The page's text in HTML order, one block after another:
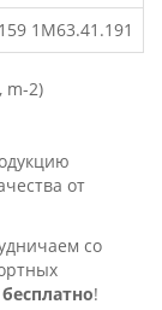
1М63.41.191
m-2)
от
со
бесплатно!